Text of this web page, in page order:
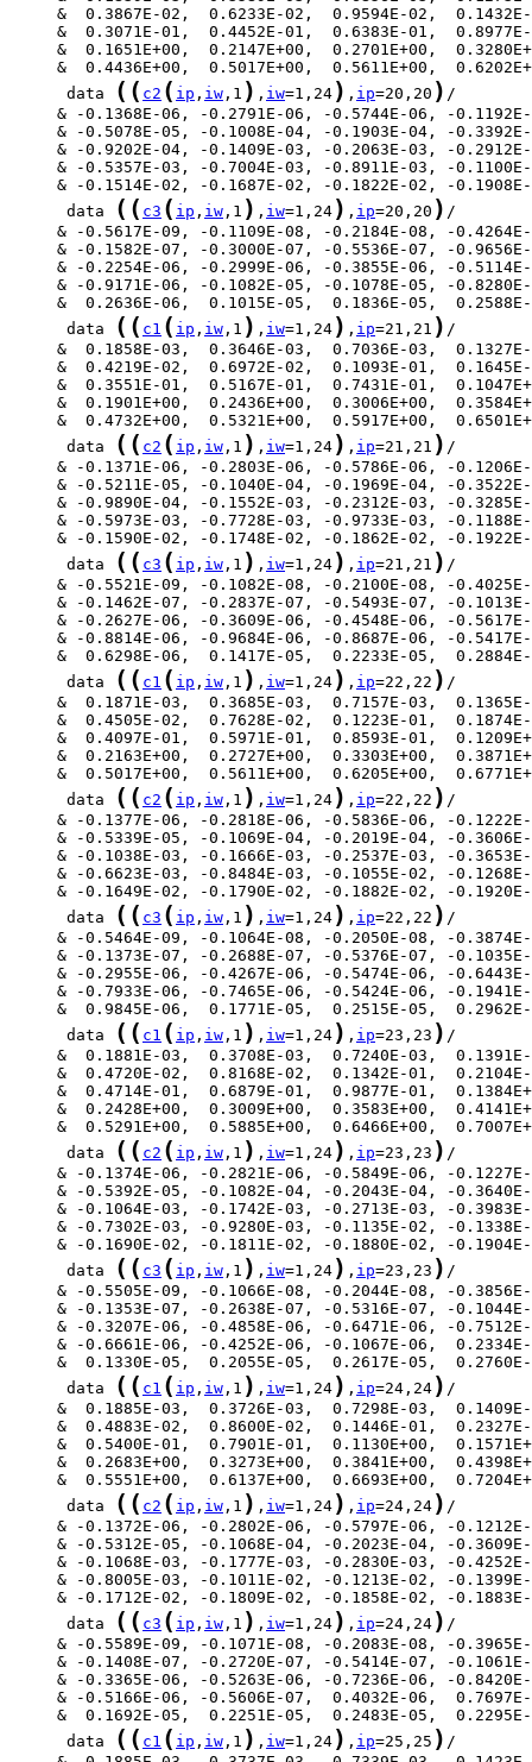
      data
( ( c2 ( ip , iw ,1 ) , iw=1,24 ) , ip=20,20 )
      data
( ( c3 ( ip , iw ,1 ) , iw=1,24 ) , ip=20,20 )
      data
( ( c1 ( ip , iw ,1 ) , iw=1,24 ) , ip=21,21 )
      data
( ( c2 ( ip , iw ,1 ) , iw=1,24 ) , ip=21,21 )
      data
( ( c3 ( ip , iw ,1 ) , iw=1,24 ) , ip=21,21 )
      data
( ( c1 ( ip , iw ,1 ) , iw=1,24 ) , ip=22,22 )
      data
( ( c2 ( ip , iw ,1 ) , iw=1,24 ) , ip=22,22 )
      data
( ( c3 ( ip , iw ,1 ) , iw=1,24 ) , ip=22,22 )
      data
( ( c1 ( ip , iw ,1 ) , iw=1,24 ) , ip=23,23 )
      data
( ( c2 ( ip , iw ,1 ) , iw=1,24 ) , ip=23,23 )
      data
( ( c3 ( ip , iw ,1 ) , iw=1,24 ) , ip=23,23 )
      data
( ( c1 ( ip , iw ,1 ) , iw=1,24 ) , ip=24,24 )
      data
( ( c2 ( ip , iw ,1 ) , iw=1,24 ) , ip=24,24 )
      data
( ( c3 ( ip , iw ,1 ) , iw=1,24 ) , ip=24,24 )
      data
( ( c1 ( ip , iw ,1 ) , iw=1,24 ) , ip=25,25 )